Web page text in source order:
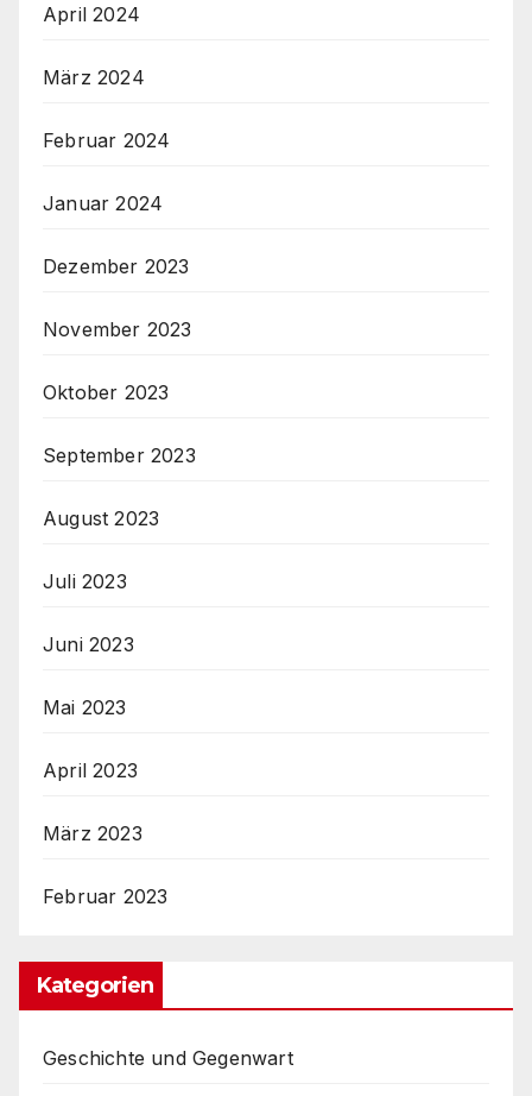
April 2024
März 2024
Februar 2024
Januar 2024
Dezember 2023
November 2023
Oktober 2023
September 2023
August 2023
Juli 2023
Juni 2023
Mai 2023
April 2023
März 2023
Februar 2023
Kategorien
Geschichte und Gegenwart